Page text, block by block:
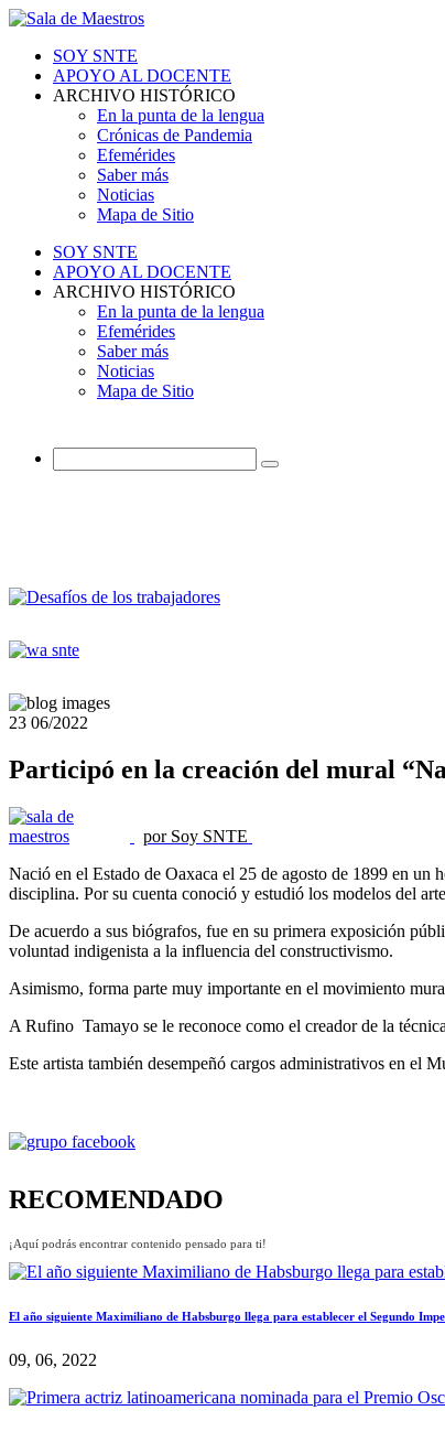
SOY SNTE
APOYO AL DOCENTE
ARCHIVO HISTÓRICO
En la punta de la lengua
Crónicas de Pandemia
Efemérides
Saber más
Noticias
Mapa de Sitio
SOY SNTE
APOYO AL DOCENTE
ARCHIVO HISTÓRICO
En la punta de la lengua
Efemérides
Saber más
Noticias
Mapa de Sitio
23 06/2022
Participó en la creación del mural
por Soy SNTE
Nació en el Estado de Oaxaca el 25 de agosto de 1899 en un
disciplina. Por su cuenta conoció y estudió los modelos del
De acuerdo a sus biógrafos, fue en su primera exposición
voluntad indigenista a la influencia del constructivismo.
Asimismo, forma parte muy importante en el movimiento
A Rufino Tamayo se le reconoce como el creador de la
Este artista también desempeñó cargos administrativos en el
RECOMENDADO
¡Aquí podrás encontrar contenido pensado para ti!
El año siguiente Maximiliano de Habsburgo llega para establecer el Segundo
09, 06, 2022